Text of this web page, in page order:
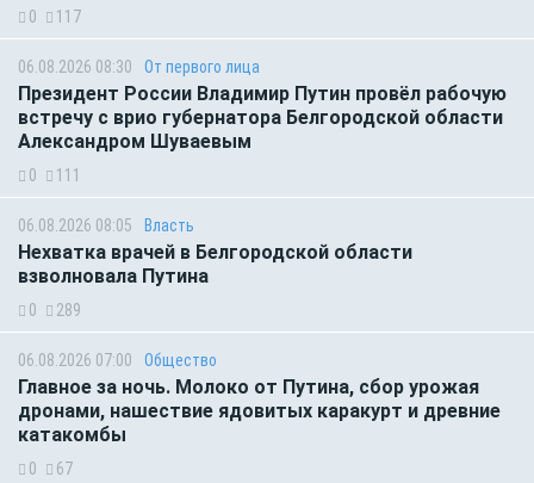
0 117
06.08.2026 08:30 От первого лица
Президент России Владимир Путин провёл рабочую
встречу с врио губернатора Белгородской области
Александром Шуваевым
0 111
06.08.2026 08:05 Власть
Нехватка врачей в Белгородской области
взволновала Путина
0 289
06.08.2026 07:00 Общество
Главное за ночь. Молоко от Путина, сбор урожая
дронами, нашествие ядовитых каракурт и древние
катакомбы
0 67